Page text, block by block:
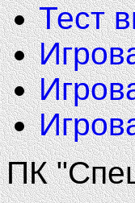
Тест
ПК